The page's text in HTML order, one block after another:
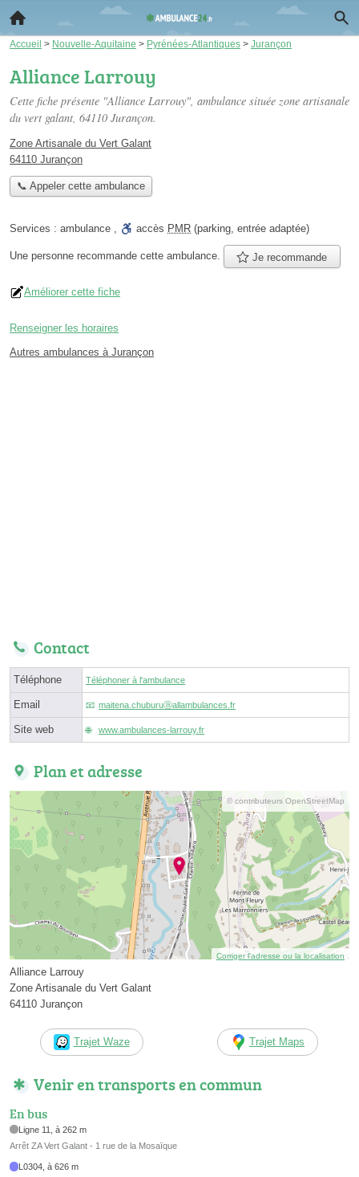
Accueil > Nouvelle-Aquitaine > Pyrénées-Atlantiques > Jurançon
Alliance Larrouy
Cette fiche présente "Alliance Larrouy", ambulance située zone artisanale
du vert galant, 64110 Jurançon.
Zone Artisanale du Vert Galant
64110 Jurançon
📞 Appeler cette ambulance
Services : ambulance , accès PMR (parking, entrée adaptée)
Une personne recommande cette ambulance. Je recommande
Améliorer cette fiche
Renseigner les horaires
Autres ambulances à Jurançon
Contact
Téléphone Téléphoner à l'ambulance
Email maitena.chuburuⓐallambulances.fr
Site web www.ambulances-larrouy.fr
Plan et adresse
© contributeurs OpenStreetMap
Corriger l’adresse ou la localisation
Alliance Larrouy
Zone Artisanale du Vert Galant
64110 Jurançon
Trajet Waze Trajet Maps
Venir en transports en commun
En bus
Ligne 11, à 262 m
Arrêt ZA Vert Galant - 1 rue de la Mosaïque
L0304, à 626 m